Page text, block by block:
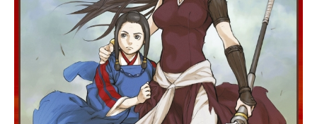
が感動を呼ぶ熱血格闘アクショ
ン！！作品名格闘美神武龍放送形態T
Vアニメスケジュール2005年10月1日
（土）～2006年3月25日（土）テレ
ビ東京系にて話数全25話キャスト毛
蘭：山崎和佳奈毛混：青野武曹春
楊：皆川純子曹鈴音：早水リサ曹徳
興：石塚運昇八木めぐみ：水田わさ